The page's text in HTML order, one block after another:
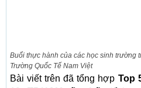
Buổi thực hành của các học sinh trường
Trường Quốc Tế Nam Việt
Bài viết trên đã tổng hợp Top